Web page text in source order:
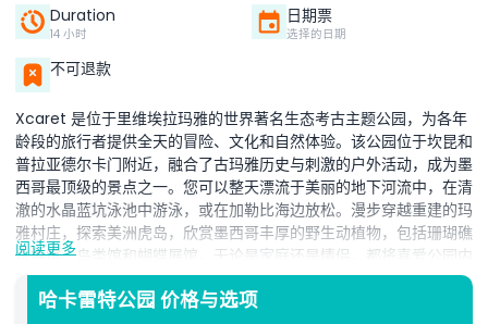
Duration
14 小时
日期票
选择的日期
不可退款
Xcaret 是位于里维埃拉玛雅的世界著名生态考古主题公园，为各年
龄段的旅行者提供全天的冒险、文化和自然体验。该公园位于坎昆和
普拉亚德尔卡门附近，融合了古玛雅历史与刺激的户外活动，成为墨
西哥最顶级的景点之一。您可以整天漂流于美丽的地下河流中，在清
澈的水晶蓝坑泳池中游泳，或在加勒比海边放松。漫步穿越重建的玛
雅村庄，探索美洲虎岛，欣赏墨西哥丰厚的野生动植物，包括珊瑚礁
水族馆、鸟类馆和蝴蝶展馆。无论是家庭还是情侣，都将喜爱公园内
安全、有序且充满乐趣的体验。Xcaret 还以其文化魅力著称。穿行
于墨西哥金字塔之间，欣赏多彩的现场表演，了解传统习俗和民间传
阅读更多
哈卡雷特公园 价格与选项